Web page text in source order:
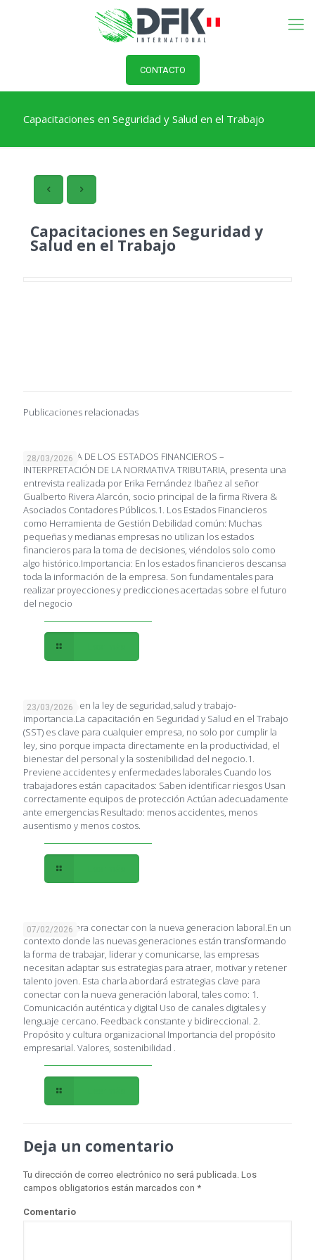
CONTACTO
Capacitaciones en Seguridad y Salud en el Trabajo
Capacitaciones en Seguridad y
Salud en el Trabajo
Publicaciones relacionadas
28/03/2026
IMPORTANCIA DE LOS ESTADOS FINANCIEROS –
INTERPRETACIÓN DE LA NORMATIVA TRIBUTARIA, presenta una
entrevista realizada por Erika Fernández Ibañez al señor
Gualberto Rivera Alarcón, socio principal de la firma Rivera &
Asociados Contadores Públicos.1. Los Estados Financieros
como Herramienta de Gestión Debilidad común: Muchas
pequeñas y medianas empresas no utilizan los estados
financieros para la toma de decisiones, viéndolos solo como
algo histórico.Importancia: En los estados financieros descansa
toda la información de la empresa. Son fundamentales para
realizar proyecciones y predicciones acertadas sobre el futuro
del negocio
23/03/2026
Capacitación en la ley de seguridad,salud y trabajo-
importancia.La capacitación en Seguridad y Salud en el Trabajo
(SST) es clave para cualquier empresa, no solo por cumplir la
ley, sino porque impacta directamente en la productividad, el
bienestar del personal y la sostenibilidad del negocio.1.
Previene accidentes y enfermedades laborales Cuando los
trabajadores están capacitados: Saben identificar riesgos Usan
correctamente equipos de protección Actúan adecuadamente
ante emergencias Resultado: menos accidentes, menos
ausentismo y menos costos.
07/02/2026
Estrategias para conectar con la nueva generacion laboral.En un
contexto donde las nuevas generaciones están transformando
la forma de trabajar, liderar y comunicarse, las empresas
necesitan adaptar sus estrategias para atraer, motivar y retener
talento joven. Esta charla abordará estrategias clave para
conectar con la nueva generación laboral, tales como: 1.
Comunicación auténtica y digital Uso de canales digitales y
lenguaje cercano. Feedback constante y bidireccional. 2.
Propósito y cultura organizacional Importancia del propósito
empresarial. Valores, sostenibilidad .
Deja un comentario
Tu dirección de correo electrónico no será publicada. Los
campos obligatorios están marcados con *
Comentario